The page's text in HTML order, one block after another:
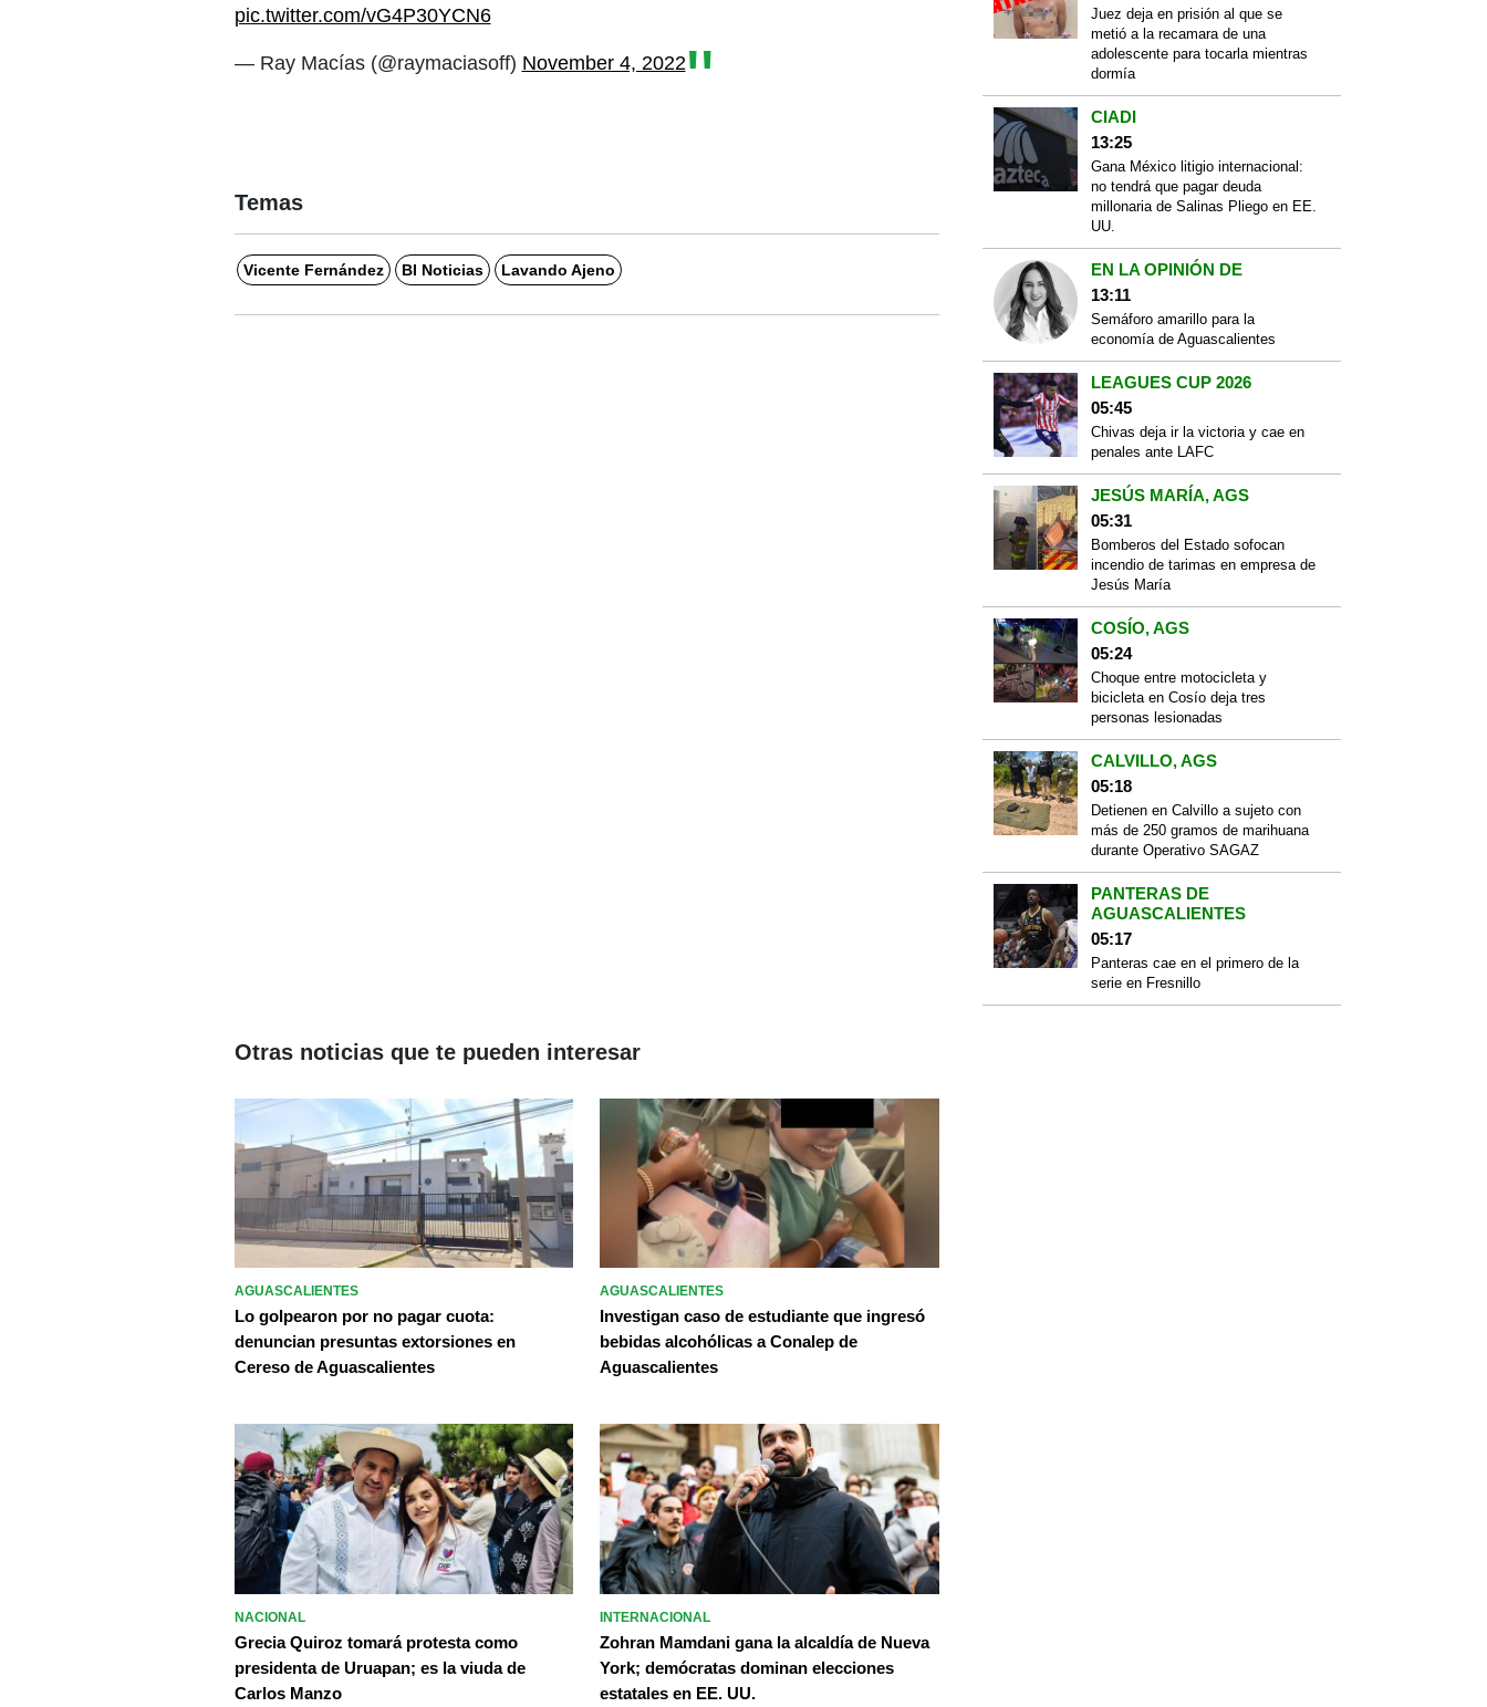
pic.twitter.com/vG4P30YCN6
— Ray Macías (@raymaciasoff) November 4, 2022
Temas
Vicente Fernández BI Noticias Lavando Ajeno
Juez deja en prisión al que se
metió a la recamara de una
adolescente para tocarla mientras
dormía
CIADI
13:25
Gana México litigio internacional:
no tendrá que pagar deuda
millonaria de Salinas Pliego en EE.
UU.
EN LA OPINIÓN DE
13:11
Semáforo amarillo para la
economía de Aguascalientes
LEAGUES CUP 2026
05:45
Chivas deja ir la victoria y cae en
penales ante LAFC
JESÚS MARÍA, AGS
05:31
Bomberos del Estado sofocan
incendio de tarimas en empresa de
Jesús María
COSÍO, AGS
05:24
Choque entre motocicleta y
bicicleta en Cosío deja tres
personas lesionadas
CALVILLO, AGS
05:18
Detienen en Calvillo a sujeto con
más de 250 gramos de marihuana
durante Operativo SAGAZ
PANTERAS DE
AGUASCALIENTES
05:17
Panteras cae en el primero de la
serie en Fresnillo
Otras noticias que te pueden interesar
AGUASCALIENTES
Lo golpearon por no pagar cuota:
denuncian presuntas extorsiones en
Cereso de Aguascalientes
AGUASCALIENTES
Investigan caso de estudiante que ingresó
bebidas alcohólicas a Conalep de
Aguascalientes
NACIONAL
Grecia Quiroz tomará protesta como
presidenta de Uruapan; es la viuda de
Carlos Manzo
INTERNACIONAL
Zohran Mamdani gana la alcaldía de Nueva
York; demócratas dominan elecciones
estatales en EE. UU.